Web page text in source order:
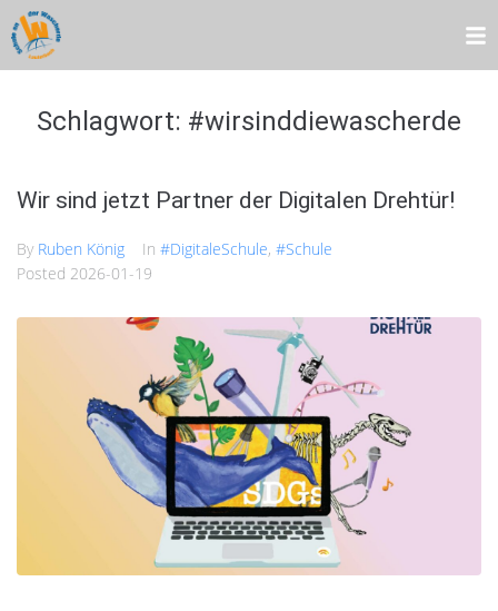
Schlagwort: #wirsinddiewascherde
Wir sind jetzt Partner der Digitalen Drehtür!
By Ruben König In #DigitaleSchule, #Schule
Posted 2026-01-19